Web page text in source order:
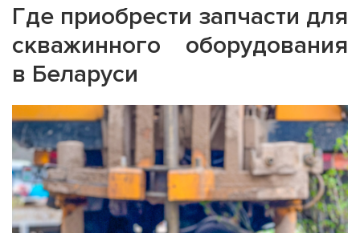
Где приобрести запчасти для
скважинного оборудования
в Беларуси